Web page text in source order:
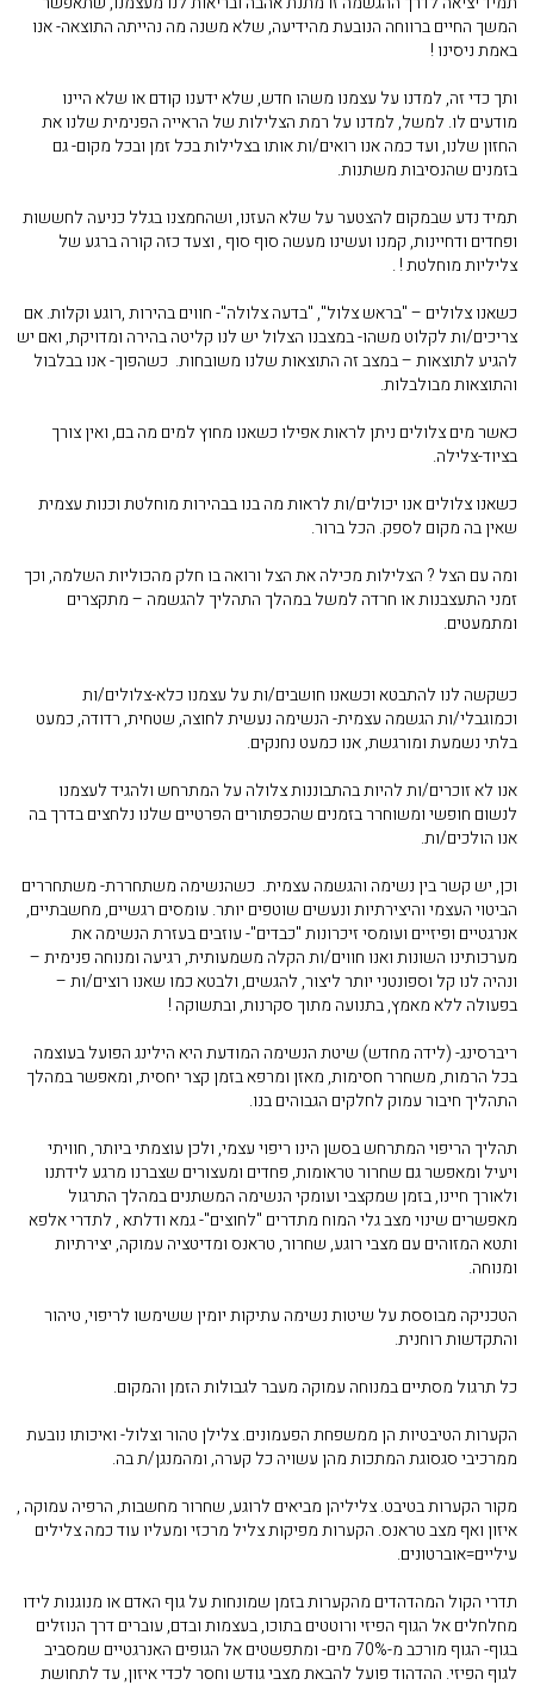
המשך החיים ברווחה הנובעת מהידיעה, שלא משנה מה נהייתה התוצאה- אנו
באמת ניסינו !
ותך כדי זה, למדנו על עצמנו משהו חדש, שלא ידענו קודם או שלא היינו
מודעים לו. למשל, למדנו על רמת הצלילות של הראייה הפנימית שלנו את
החזון שלנו, ועד כמה אנו רואים/ות אותו בצלילות בכל זמן ובכל מקום- גם
בזמנים שהנסיבות משתנות.
תמיד נדע שבמקום להצטער על שלא העזנו, ושהחמצנו בגלל כניעה לחששות
ופחדים ודחיינות, קמנו ועשינו מעשה סוף סוף , וצעד כזה קורה ברגע של
צליליות מוחלטת ! .
כשאנו צלולים – "בראש צלול", "בדעה צלולה"- חווים בהירות ,רוגע וקלות. אם
צריכים/ות לקלוט משהו- במצבנו הצלול יש לנו קליטה בהירה ומדויקת, ואם יש
להגיע לתוצאות – במצב זה התוצאות שלנו משובחות. כשהפוך- אנו בבלבול
והתוצאות מבולבלות.
כאשר מים צלולים ניתן לראות אפילו כשאנו מחוץ למים מה בם, ואין צורך
בציוד-צלילה.
כשאנו צלולים אנו יכולים/ות לראות מה בנו בבהירות מוחלטת וכנות עצמית
שאין בה מקום לספק. הכל ברור.
ומה עם הצל ? הצלילות מכילה את הצל ורואה בו חלק מהכוליות השלמה, וכך
זמני התעצבנות או חרדה למשל במהלך התהליך להגשמה – מתקצרים
ומתמעטים.
כשקשה לנו להתבטא וכשאנו חושבים/ות על עצמנו כלא-צלולים/ות
וכמוגבלי/ות הגשמה עצמית- הנשימה נעשית לחוצה, שטחית, רדודה, כמעט
בלתי נשמעת ומורגשת, אנו כמעט נחנקים.
אנו לא זוכרים/ות להיות בהתבוננות צלולה על המתרחש ולהגיד לעצמנו
לנשום חופשי ומשוחרר בזמנים שהכפתורים הפרטיים שלנו נלחצים בדרך בה
אנו הולכים/ות.
וכן, יש קשר בין נשימה והגשמה עצמית. כשהנשימה משתחררת- משתחררים
הביטוי העצמי והיצירתיות ונעשים שוטפים יותר. עומסים רגשיים, מחשבתיים,
אנרגטיים ופיזיים ועומסי זיכרונות "כבדים"- עוזבים בעזרת הנשימה את
מערכותינו השונות ואנו חווים/ות הקלה משמעותית, רגיעה ומנוחה פנימית –
ונהיה לנו קל וספונטני יותר ליצור, להגשים, ולבטא כמו שאנו רוצים/ות –
בפעולה ללא מאמץ, בתנועה מתוך סקרנות, ובתשוקה !
ריברסינג- (לידה מחדש) שיטת הנשימה המודעת היא הילינג הפועל בעוצמה
בכל הרמות, משחרר חסימות, מאזן ומרפא בזמן קצר יחסית, ומאפשר במהלך
התהליך חיבור עמוק לחלקים הגבוהים בנו.
תהליך הריפוי המתרחש בסשן הינו ריפוי עצמי, ולכן עוצמתי ביותר, חוויתי
ויעיל ומאפשר גם שחרור טראומות, פחדים ומעצורים שצברנו מרגע לידתנו
ולאורך חיינו, בזמן שמקצבי ועומקי הנשימה המשתנים במהלך התרגול
מאפשרים שינוי מצב גלי המוח מתדרים "לחוצים"- גמא ודלתא , לתדרי אלפא
ותטא המזוהים עם מצבי רוגע, שחרור, טראנס ומדיטציה עמוקה, יצירתיות
ומנוחה.
הטכניקה מבוססת על שיטות נשימה עתיקות יומין ששימשו לריפוי, טיהור
והתקדשות רוחנית.
כל תרגול מסתיים במנוחה עמוקה מעבר לגבולות הזמן והמקום.
הקערות הטיבטיות הן ממשפחת הפעמונים. צלילן טהור וצלול- ואיכותו נובעת
ממרכיבי סגסוגת המתכות מהן עשויה כל קערה, ומהמנגן/ת בה.
מקור הקערות בטיבט. צליליהן מביאים לרוגע, שחרור מחשבות, הרפיה עמוקה ,
איזון ואף מצב טראנס. הקערות מפיקות צליל מרכזי ומעליו עוד כמה צלילים
עיליים=אוברטונים.
תדרי הקול המהדהדים מהקערות בזמן שמונחות על גוף האדם או מנוגנות לידו
מחלחלים אל הגוף הפיזי ורוטטים בתוכו, בעצמות ובדם, עוברים דרך הנוזלים
בגוף- הגוף מורכב מ-70% מים- ומתפשטים אל הגופים האנרגטיים שמסביב
לגוף הפיזי. ההדהוד פועל להבאת מצבי גודש וחסר לכדי איזון, עד לתחושת